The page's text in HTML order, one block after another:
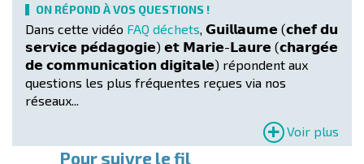
ON RÉPOND À VOS QUESTIONS !
Dans cette vidéo FAQ déchets, 𝗚𝘂𝗶𝗹𝗹𝗮𝘂𝗺𝗲 (𝗰𝗵𝗲𝗳 𝗱𝘂
𝘀𝗲𝗿𝘃𝗶𝗰𝗲 𝗽𝗲́𝗱𝗮𝗴𝗼𝗴𝗶𝗲) 𝗲𝘁 𝗠𝗮𝗿𝗶𝗲-𝗟𝗮𝘂𝗿𝗲 (𝗰𝗵𝗮𝗿𝗴𝗲́𝗲
𝗱𝗲 𝗰𝗼𝗺𝗺𝘂𝗻𝗶𝗰𝗮𝘁𝗶𝗼𝗻 𝗱𝗶𝗴𝗶𝘁𝗮𝗹𝗲) répondent aux
questions les plus fréquentes reçues via nos
réseaux...
Voir plus
Pour suivre le fil